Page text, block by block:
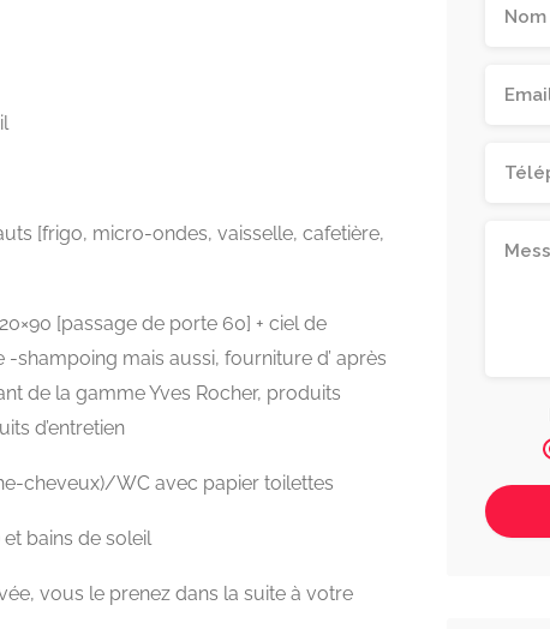
[frigo, micro-ondes, vaisselle, cafetière,
[passage de porte 60] + ciel de
mais aussi, fourniture d’ après
de la gamme Yves Rocher, produits
d’entretien
cheveux)/WC avec papier toilettes
bains de soleil
vous le prenez dans la suite à votre